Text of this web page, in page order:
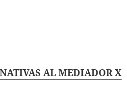
AL MEDIADOR X